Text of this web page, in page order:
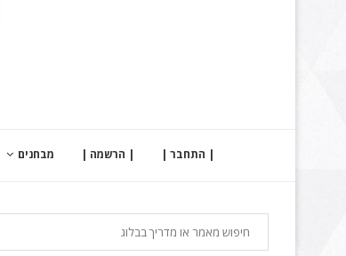
| התחבר | | הרשמה | מבחנים